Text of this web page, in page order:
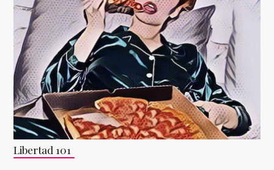
Libertad 101